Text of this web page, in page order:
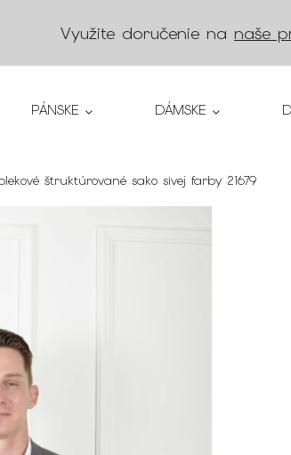
Využite doručenie na naše
PÁNSKE DÁMSKE
štruktúrované sako sivej farby 21679